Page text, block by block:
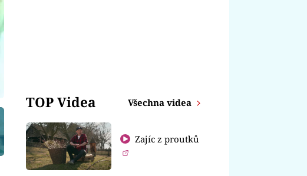
TOP Videa Všechna videa
Zajíc z proutků